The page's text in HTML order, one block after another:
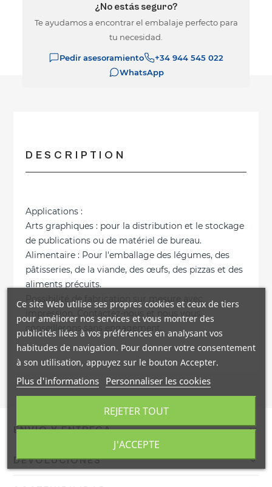
¿No estás seguro?
Te ayudamos a encontrar el embalaje perfecto para
tu necesidad.
Pedir asesoramiento
+34 944 545 022
WhatsApp
DESCRIPTION
Applications :
Arts graphiques : pour la distribution et le stockage
de publications ou de matériel de bureau.
Alimentaire : Pour l'emballage des légumes, des
pâtisseries, de la viande, des œufs, des pizzas et des
aliments précuits.
Possibilité de fabrication sur mesure avec
impression. Contactez-nous et nous vous
conseillerons sans engagement.
ENVÍO Y ENTREGA
Confirmamos el envío en 24/48h a España peninsular con
DEVOLUCIONES
Ce site Web utilise ses propres cookies et ceux de tiers
pour améliorer nos services et vous montrer des
publicités liées à vos préférences en analysant vos
habitudes de navigation. Pour donner votre consentement
à son utilisation, appuyez sur le bouton Accepter.
Plus d'informations Personnaliser les cookies
REJETER TOUT
J'ACCEPTE